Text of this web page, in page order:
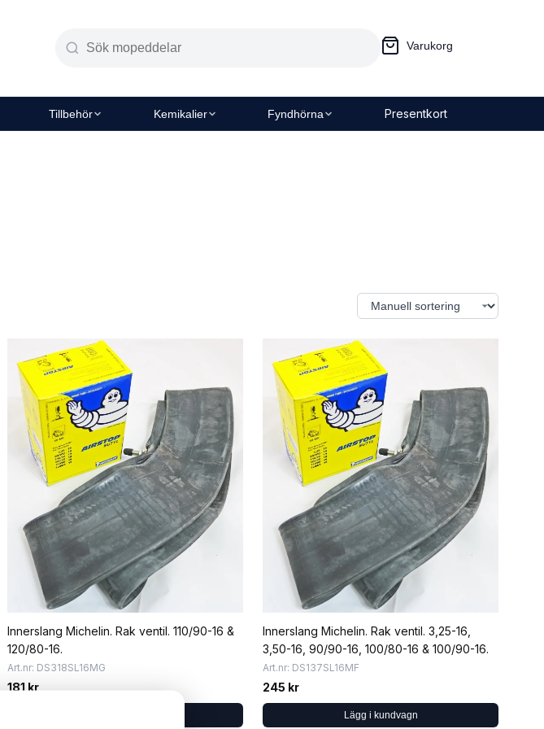
Varukorg
Tillbehör Kemikalier Fyndhörna Presentkort
Innerslang Michelin. Rak ventil. 110/90-16 &
120/80-16.
Art.nr: DS318SL16MG
181 kr
Innerslang Michelin. Rak ventil. 3,25-16,
3,50-16, 90/90-16, 100/80-16 & 100/90-16.
Art.nr: DS137SL16MF
245 kr
Lägg i kundvagn